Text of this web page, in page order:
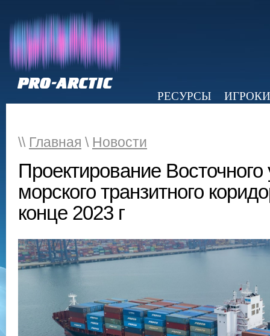
РЕСУРСЫ
ИГРОКИ
\\ Главная \ Новости
Проектирование
морского транзитного
конце 2023 г